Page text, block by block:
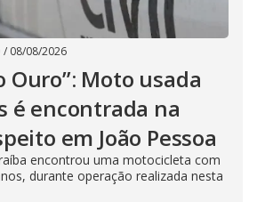
/ 08/08/2026
Ouro”: Moto usada
é encontrada na
em João Pessoa
encontrou uma motocicleta com
durante operação realizada nesta